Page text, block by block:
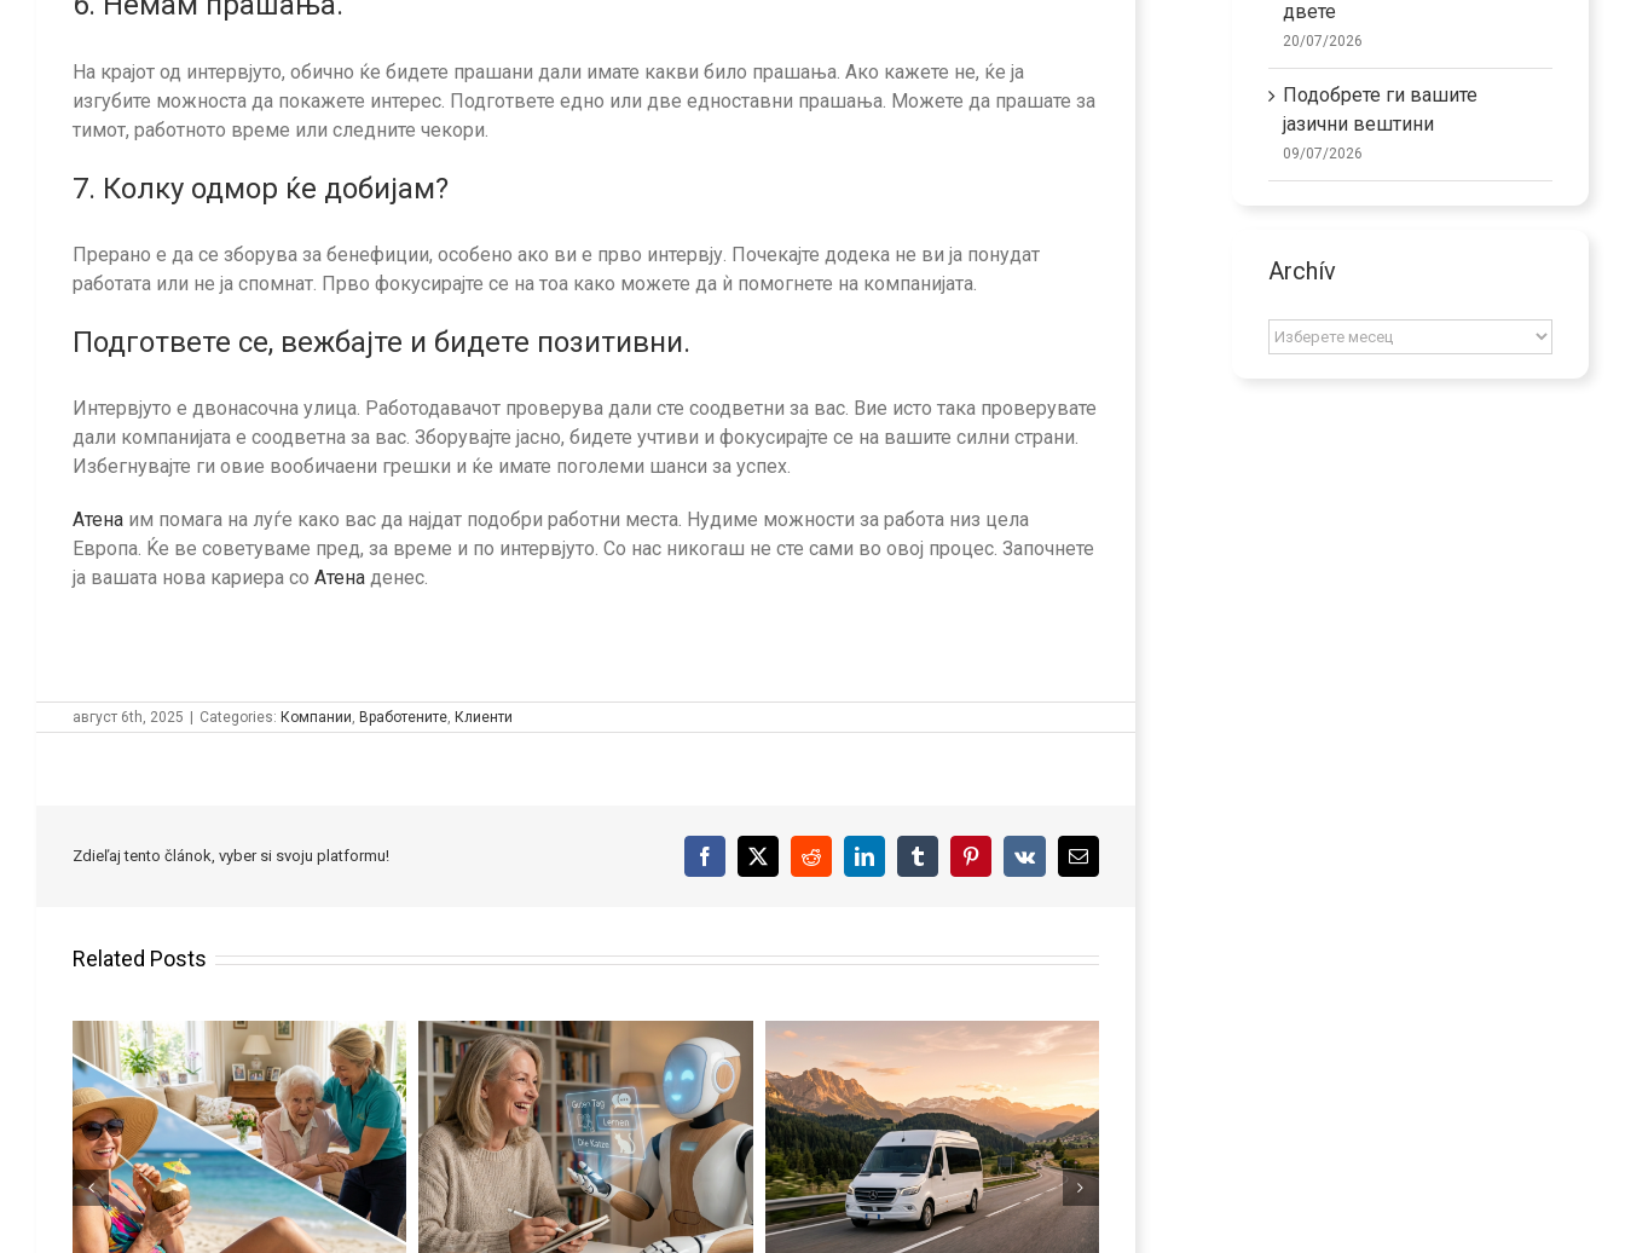
На крајот од интервјуто, обично ќе бидете прашани дали имате какви било прашања. Ако кажете не, ќе ја
изгубите можноста да покажете интерес. Подгответе едно или две едноставни прашања. Можете да прашате за
тимот, работното време или следните чекори.
7. Колку одмор ќе добијам?
Прерано е да се зборува за бенефиции, особено ако ви е прво интервју. Почекајте додека не ви ја понудат
работата или не ја спомнат. Прво фокусирајте се на тоа како можете да ѝ помогнете на компанијата.
Подгответе се, вежбајте и бидете позитивни.
Интервјуто е двонасочна улица. Работодавачот проверува дали сте соодветни за вас. Вие исто така проверувате
дали компанијата е соодветна за вас. Зборувајте јасно, бидете учтиви и фокусирајте се на вашите силни страни.
Избегнувајте ги овие вообичаени грешки и ќе имате поголеми шанси за успех.
Атена им помага на луѓе како вас да најдат подобри работни места. Нудиме можности за работа низ цела
Европа. Ќе ве советуваме пред, за време и по интервјуто. Со нас никогаш не сте сами во овој процес. Започнете
ја вашата нова кариера со Атена денес.
август 6th, 2025 Categories: Компании, Вработените, Клиенти
Zdieľaj tento článok, vyber si svoju platformu! Facebook
X RedditLinkedInTumblrPinterest
Vk Email
Related Posts
двете
20/07/2026
Подобрете ги вашите
јазични вештини
09/07/2026
Archív
Archív